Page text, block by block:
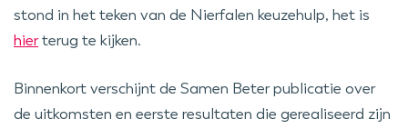
stond in het teken van de Nierfalen keuzehulp, het is
hierterug te kijken.
Binnenkort verschijnt de Samen Beter publicatie over
de uitkomsten en eerste resultaten die gerealiseerd zijn